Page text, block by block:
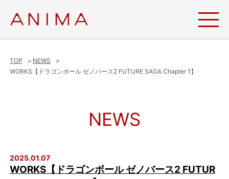
TOP
NEWS
WORKS【ドラゴンボール ゼノバース2 FUTURE SAGA Chapter 1】
NEWS
2025.01.07
WORKS【ドラゴンボール ゼノバース2 FUTUR